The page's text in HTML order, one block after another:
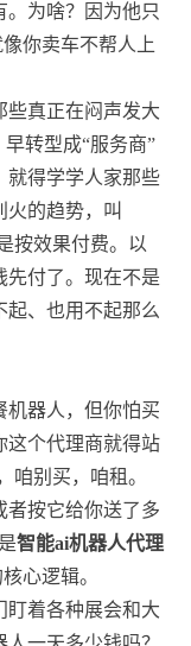
。为啥？因为他只
你卖车不帮人上
些真正在闷声发大
转型成“服务商”
就得学学人家那些
火的趋势，叫
按效果付费。以
先付了。现在不是
起、也用不起那么
机器人，但你怕买
这个代理商就得站
咱别买，咱租。
者按它给你送了多
智能ai机器人代理
心逻辑。
盯着各种展会和大